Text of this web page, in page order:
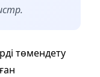
төмендету